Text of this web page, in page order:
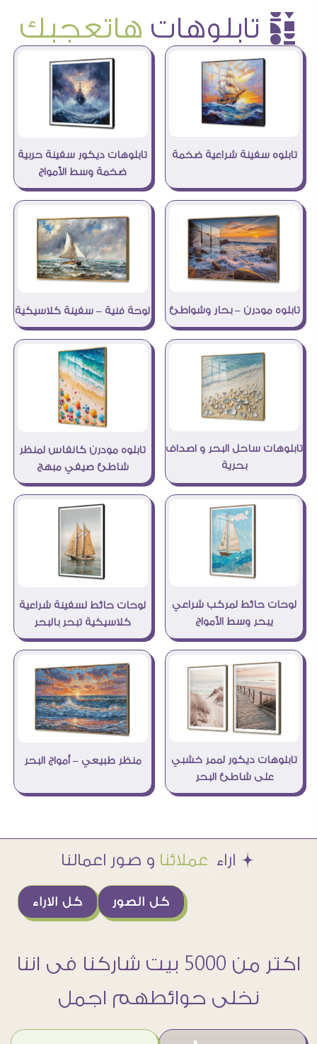
è تابلوهات هاتعجبك
تابلوه سفينة شراعية ضخمة
تابلوهات ديكور سفينة حربية
ضخمة وسط الأمواج
تابلوه مودرن – بحار وشواطئ لوحة فنية – سفينة كلاسيكية
تابلوهات ساحل البحر و اصداف
بحرية
تابلوه مودرن كانفاس لمنظر
شاطئ صيفي مبهج
لوحات حائط لمركب شراعي
يبحر وسط الأمواج
لوحات حائط لسفينة شراعية
كلاسيكية تبحر بالبحر
تابلوهات ديكور لممر خشبي
على شاطئ البحر
منظر طبيعي – أمواج البحر
Æ اراء عملائنا و صور اعمالنا
كل الاراء كل الصور
اكتر من 5000 بيت شاركنا فى اننا
نخلى حوائطهم اجمل